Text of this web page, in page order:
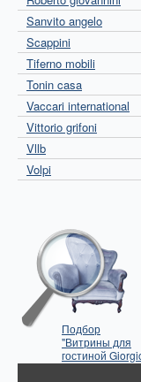
Sanvito angelo
Scappini
Tiferno mobili
Tonin casa
Vaccari international
Vittorio grifoni
Vllb
Volpi
Подбор
"Витрины для
гостиной
Casa" по